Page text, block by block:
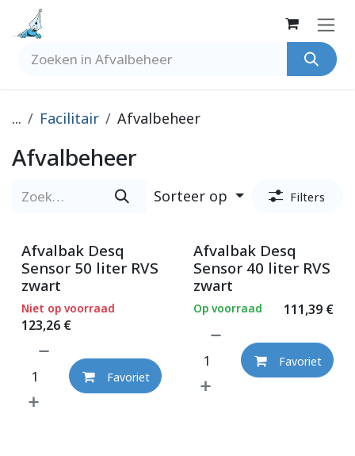
Overslaan naar inhoud
... Facilitair Afvalbeheer
Afvalbeheer
Sorteer op Filters
Afvalbak Desq
Sensor 50 liter RVS
zwart
123,26 €
Niet op voorraad
Favoriet
Afvalbak Desq
Sensor 40 liter RVS
zwart
111,39€
Op voorraad
Favoriet